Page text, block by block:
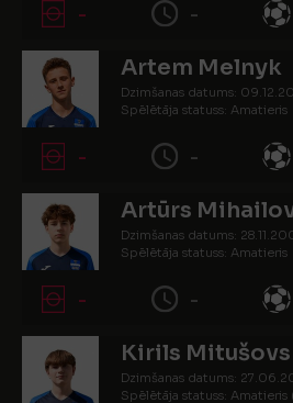
- -
Artem Melnyk
Dzimšanas datums:
Spēlētāja statuss: Amatieris
- -
Artūrs
Dzimšanas datums:
Spēlētāja statuss: Amatieris
- -
Kirils Mitušovs
Dzimšanas datums:
Spēlētāja statuss: Amatieris